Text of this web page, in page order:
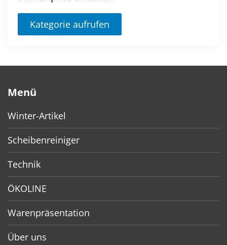
Kategorie aufrufen
Menü
Winter-Artikel
Scheibenreiniger
Technik
ÖKOLINE
Warenpräsentation
Über uns